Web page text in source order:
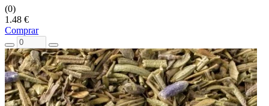
(0)
1.48 €
Comprar